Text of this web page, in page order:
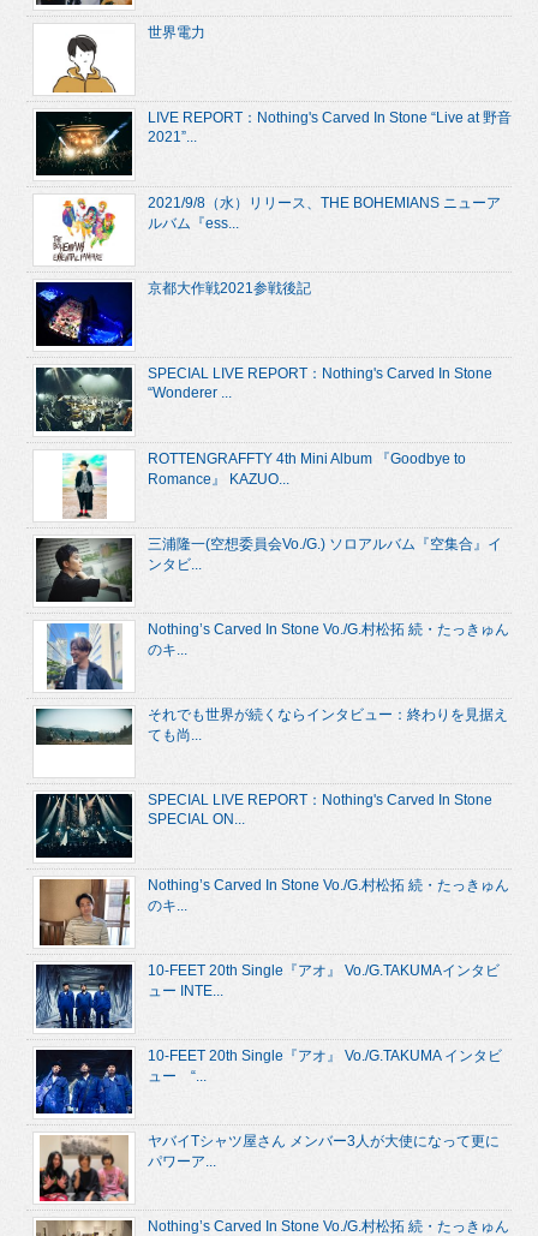
世界電力
LIVE REPORT：Nothing's Carved In Stone “Live at 野音
2021”...
2021/9/8（水）リリース、THE BOHEMIANS ニューア
ルバム『ess...
京都大作戦2021参戦後記
SPECIAL LIVE REPORT：Nothing's Carved In Stone
“Wonderer ...
ROTTENGRAFFTY 4th Mini Album 『Goodbye to
Romance』 KAZUO...
三浦隆一(空想委員会Vo./G.) ソロアルバム『空集合』イ
ンタビ...
Nothing’s Carved In Stone Vo./G.村松拓 続・たっきゅん
のキ...
それでも世界が続くならインタビュー：終わりを見据え
ても尚...
SPECIAL LIVE REPORT：Nothing's Carved In Stone
SPECIAL ON...
Nothing’s Carved In Stone Vo./G.村松拓 続・たっきゅん
のキ...
10-FEET 20th Single『アオ』 Vo./G.TAKUMAインタビ
ュー INTE...
10-FEET 20th Single『アオ』 Vo./G.TAKUMA インタビ
ュー “...
ヤバイTシャツ屋さん メンバー3人が大使になって更に
パワーア...
Nothing’s Carved In Stone Vo./G.村松拓 続・たっきゅん